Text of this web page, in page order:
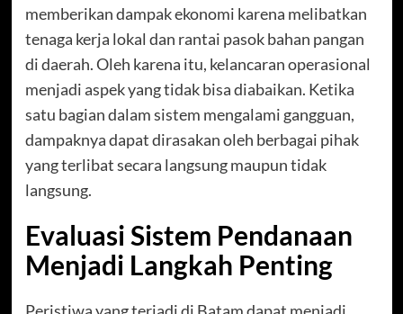
memberikan dampak ekonomi karena melibatkan
tenaga kerja lokal dan rantai pasok bahan pangan
di daerah. Oleh karena itu, kelancaran operasional
menjadi aspek yang tidak bisa diabaikan. Ketika
satu bagian dalam sistem mengalami gangguan,
dampaknya dapat dirasakan oleh berbagai pihak
yang terlibat secara langsung maupun tidak
langsung.
Evaluasi Sistem Pendanaan
Menjadi Langkah Penting